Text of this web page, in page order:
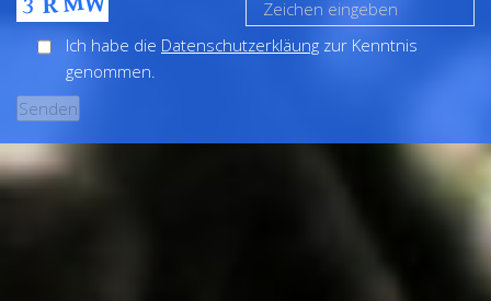
Ich habe die Datenschutzerkläung zur Kenntnis
genommen.